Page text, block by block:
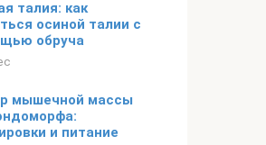
талия: как
осиной талии с
обруча
мышечной массы
и питание